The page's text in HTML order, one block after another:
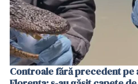
Controale fără precedent